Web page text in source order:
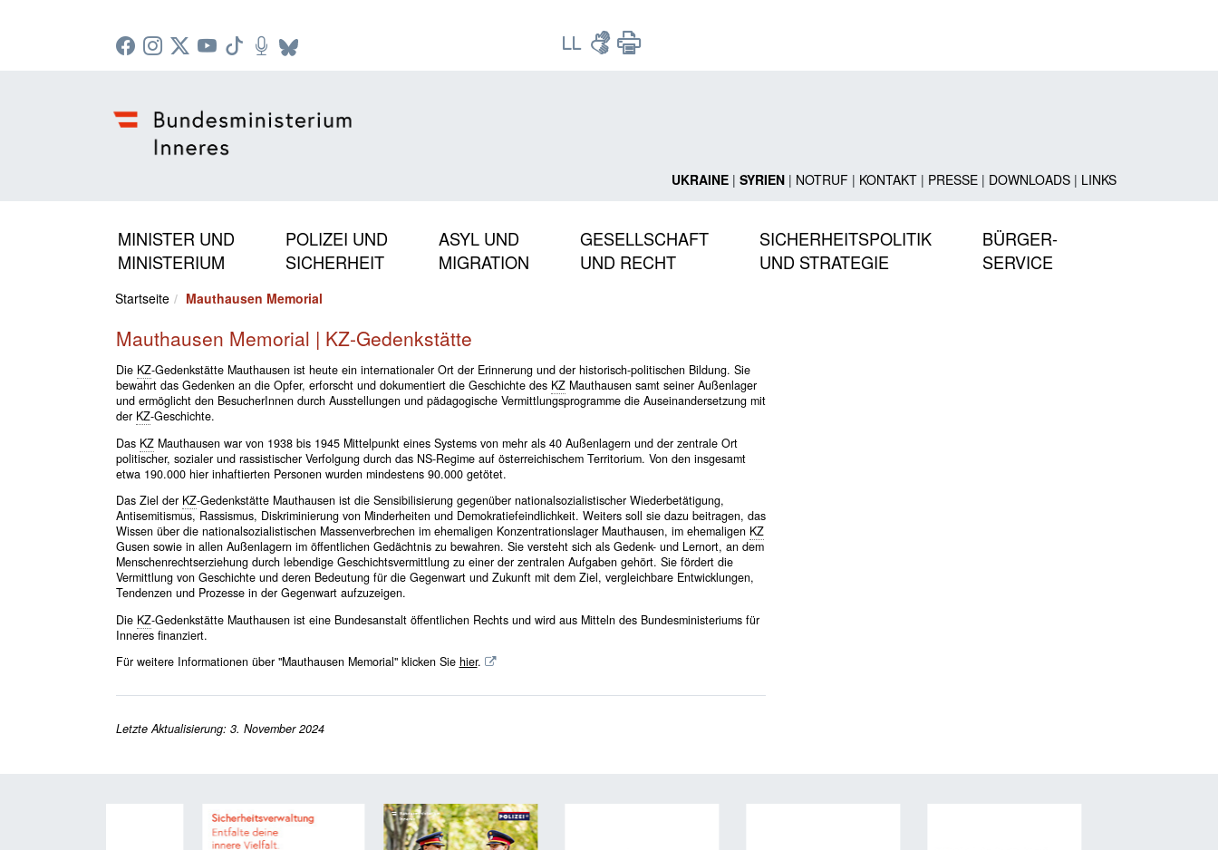
UKRAINE| SYRIEN| NOTRUF| KONTAKT| PRESSE| DOWNLOADS| LINKS
MINISTER UND
MINISTERIUM
POLIZEI UND
SICHERHEIT
ASYL UND
MIGRATION
GESELLSCHAFT
UND RECHT
SICHERHEITSPOLITIK
UND STRATEGIE
BÜRGER-
SERVICE
Startseite Mauthausen Memorial
Mauthausen Memorial | KZ-Gedenkstätte
Die KZ-Gedenkstätte Mauthausen ist heute ein internationaler Ort der Erinnerung und der historisch-politischen Bildung. Sie
bewahrt das Gedenken an die Opfer, erforscht und dokumentiert die Geschichte des KZMauthausen samt seiner Außenlager
und ermöglicht den BesucherInnen durch Ausstellungen und pädagogische Vermittlungsprogramme die Auseinandersetzung mit
der KZ-Geschichte.
Das KZMauthausen war von 1938 bis 1945 Mittelpunkt eines Systems von mehr als 40 Außenlagern und der zentrale Ort
politischer, sozialer und rassistischer Verfolgung durch das NS-Regime auf österreichischem Territorium. Von den insgesamt
etwa 190.000 hier inhaftierten Personen wurden mindestens 90.000 getötet.
Das Ziel der KZ-Gedenkstätte Mauthausen ist die Sensibilisierung gegenüber nationalsozialistischer Wiederbetätigung,
Antisemitismus, Rassismus, Diskriminierung von Minderheiten und Demokratiefeindlichkeit. Weiters soll sie dazu beitragen, das
Wissen über die nationalsozialistischen Massenverbrechen im ehemaligen Konzentrationslager Mauthausen, im ehemaligen KZ
Gusen sowie in allen Außenlagern im öffentlichen Gedächtnis zu bewahren. Sie versteht sich als Gedenk- und Lernort, an dem
Menschenrechtserziehung durch lebendige Geschichtsvermittlung zu einer der zentralen Aufgaben gehört. Sie fördert die
Vermittlung von Geschichte und deren Bedeutung für die Gegenwart und Zukunft mit dem Ziel, vergleichbare Entwicklungen,
Tendenzen und Prozesse in der Gegenwart aufzuzeigen.
Die KZ-Gedenkstätte Mauthausen ist eine Bundesanstalt öffentlichen Rechts und wird aus Mitteln des Bundesministeriums für
Inneres finanziert.
Für weitere Informationen über "Mauthausen Memorial" klicken Sie hier.
Letzte Aktualisierung: 3. November 2024